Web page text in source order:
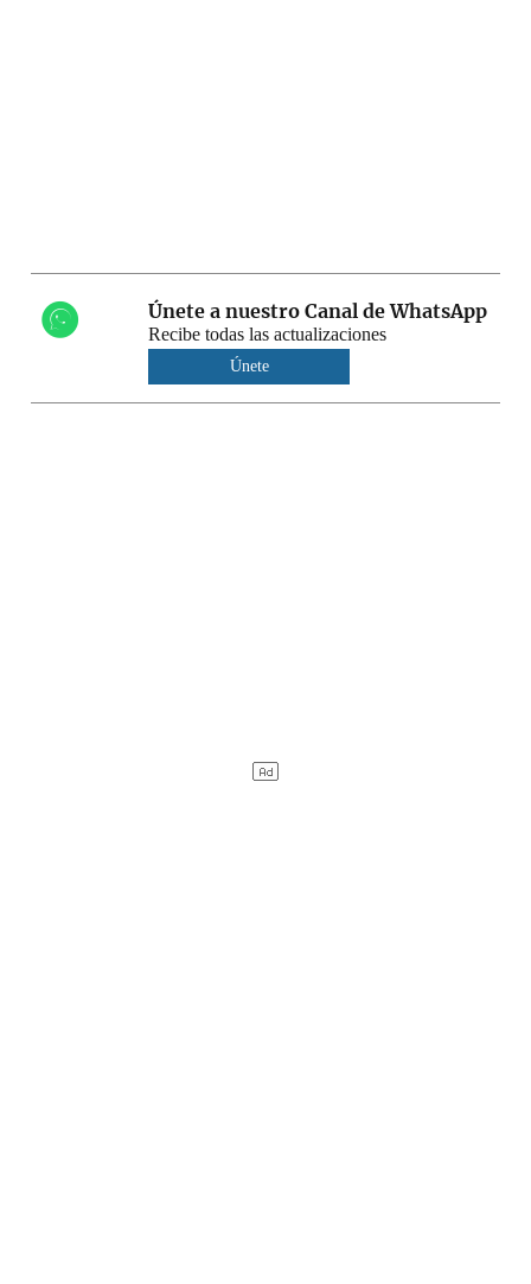
Únete a nuestro Canal de WhatsApp
Recibe todas las actualizaciones
Únete